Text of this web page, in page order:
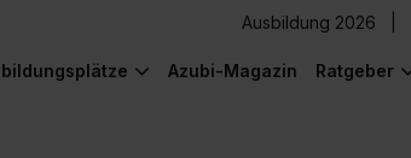
Ausbildung 2026
Azubi-Magazin Ratgeber